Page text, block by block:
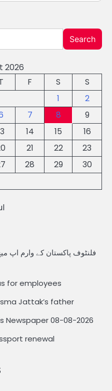
Search
2026
F S
S
1
2
7 8
9
14 15
16
21 22
23
28 29
30
فلنٹوف پاکستان کے وارم اپ
for employees
Jattak’s father
Newspaper 08-08-2026
renewal